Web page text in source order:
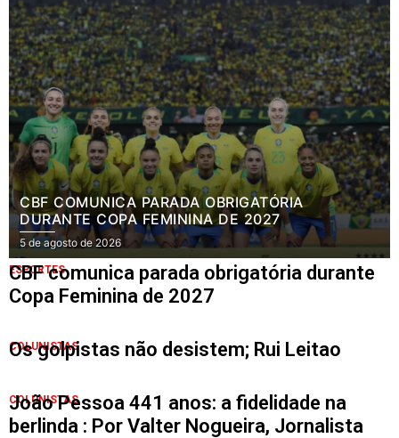
CBF COMUNICA PARADA OBRIGATÓRIA
DURANTE COPA FEMININA DE 2027
5 de agosto de 2026
ESPORTES
CBF comunica parada obrigatória durante
Copa Feminina de 2027
COLUNISTAS
Os golpistas não desistem; Rui Leitao
COLUNISTAS
João Pessoa 441 anos: a fidelidade na
berlinda : Por Valter Nogueira, Jornalista